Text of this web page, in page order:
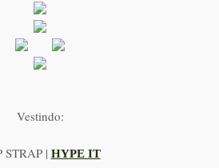
Vestindo:
STRAP | HYPE IT